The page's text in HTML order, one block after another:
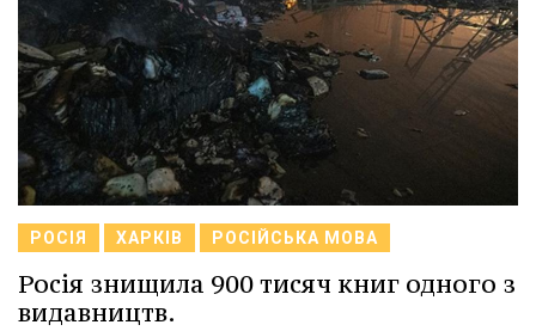
РОСІЯ ХАРКІВ РОСІЙСЬКА МОВА
Росія знищила 900 тисяч книг одного з
видавництв.